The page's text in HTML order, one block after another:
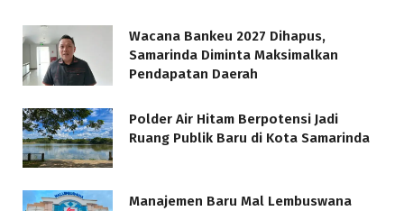
Wacana Bankeu 2027 Dihapus,
Samarinda Diminta Maksimalkan
Pendapatan Daerah
Polder Air Hitam Berpotensi Jadi
Ruang Publik Baru di Kota Samarinda
Manajemen Baru Mal Lembuswana